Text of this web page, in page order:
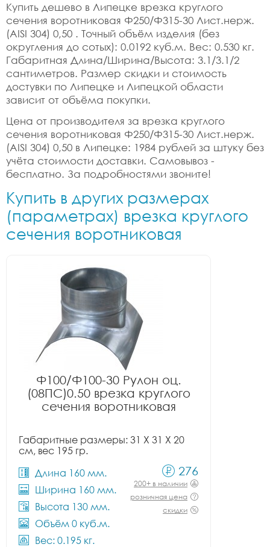
Купить дешево в Липецке врезка круглого
сечения воротниковая Ф250/Ф315-30 Лист.нерж.
(AISI 304) 0,50 . Точный объём изделия (без
округления до сотых): 0.0192 куб.м. Вес: 0.530 кг.
Габаритная Длина/Ширина/Высота: 3.1/3.1/2
сантиметров. Размер скидки и стоимость
достувки по Липецке и Липецкой области
зависит от объёма покупки.
Цена от производителя за врезка круглого
сечения воротниковая Ф250/Ф315-30 Лист.нерж.
(AISI 304) 0,50 в Липецке: 1984 рублей за штуку без
учёта стоимости доставки. Самовывоз -
бесплатно. За подробностями звоните!
Купить в других размерах
(параметрах) врезка круглого
сечения воротниковая
Ф100/Ф100-30 Рулон оц.
(08ПС)0.50 врезка круглого
сечения воротниковая
Габаритные размеры: 31 X 31 X 20
см, вес 195 гр.
Длина 160 мм.
Ширина 160 мм.
Высота 130 мм.
Объём 0 куб.м.
Вес: 0.195 кг.
276
200+ в наличии
розничная цена
скидки